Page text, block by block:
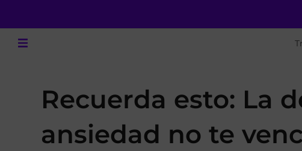
Recuerda esto: La
ansiedad no te